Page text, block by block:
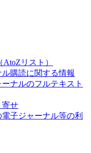
AtoZリスト）
購読に関する情報
ナルのフルテキスト
寄せ
子ジャーナル等の利